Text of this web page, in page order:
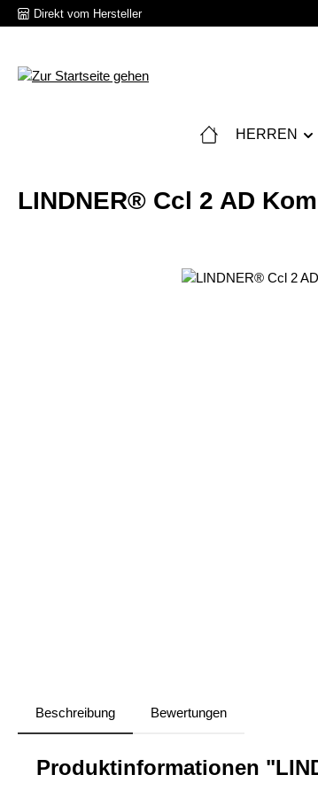
Hauptinhalt springen
Zur Suche springen
Zur Hauptnavigation springen
Direkt vom Hersteller
HERREN
LINDNER® Ccl 2 AD
Beschreibung Bewertungen
Produktinformationen